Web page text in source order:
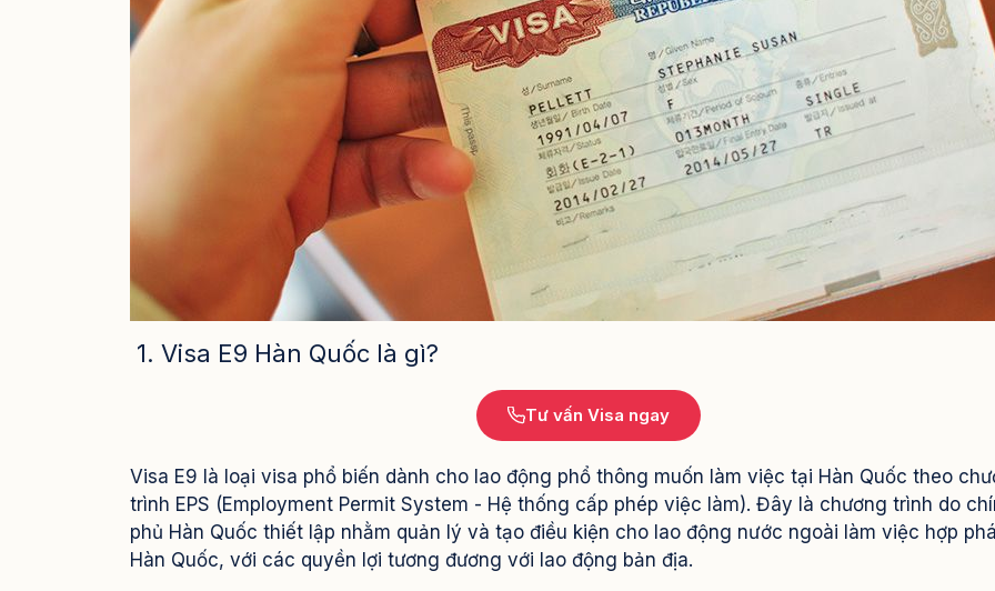
1. Visa E9 Hàn Quốc là gì?
Tư vấn Visa ngay
Visa E9 là loại visa phổ biến dành cho lao động phổ thông muốn làm việc tại Hàn Quốc theo
trình EPS (Employment Permit System - Hệ thống cấp phép việc làm). Đây là chương trình do
phủ Hàn Quốc thiết lập nhằm quản lý và tạo điều kiện cho lao động nước ngoài làm việc hợp
Hàn Quốc, với các quyền lợi tương đương với lao động bản địa.